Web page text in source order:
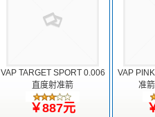
VAP TARGET SPORT 0.006
直度射准箭
￥887元
VAP
准